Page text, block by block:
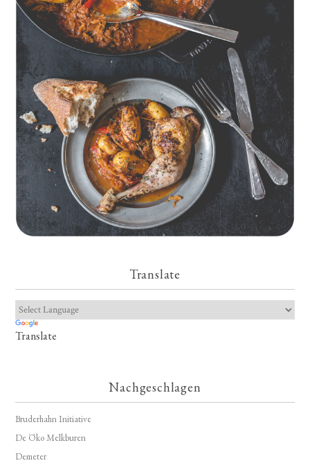
Geschmorte Hähnchenschenkel auf Paprikakraut und kleinen
Kartoffeln
Translate
Translate
Nachgeschlagen
Bruderhahn Initiative
De Öko Melkburen
Demeter